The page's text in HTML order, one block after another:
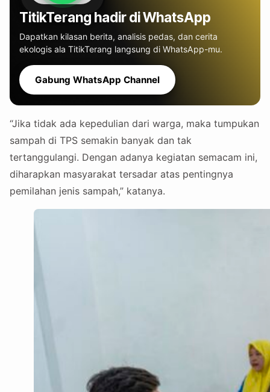
TitikTerang hadir di WhatsApp
Dapatkan kilasan berita, analisis pedas, dan cerita
ekologis ala TitikTerang langsung di WhatsApp-mu.
Gabung WhatsApp Channel
“Jika tidak ada kepedulian dari warga, maka tumpukan
sampah di TPS semakin banyak dan tak
tertanggulangi. Dengan adanya kegiatan semacam ini,
diharapkan masyarakat tersadar atas pentingnya
pemilahan jenis sampah,” katanya.